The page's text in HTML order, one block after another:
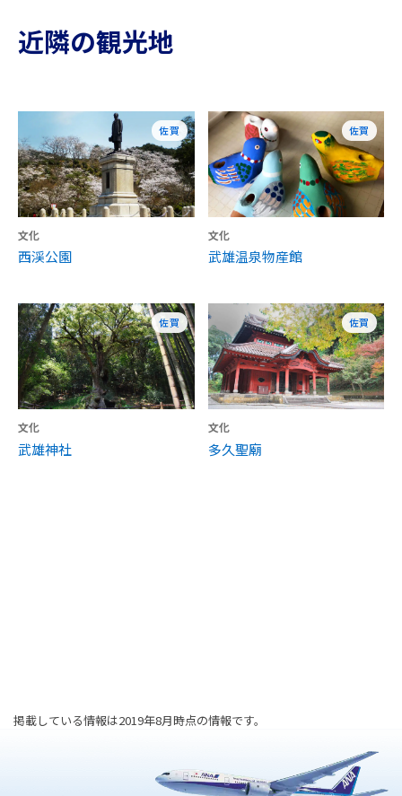
近隣の観光地
佐賀
文化
西渓公園
佐賀
文化
武雄温泉物産館
佐賀
文化
武雄神社
佐賀
文化
多久聖廟
掲載している情報は2019年8月時点の情報です。